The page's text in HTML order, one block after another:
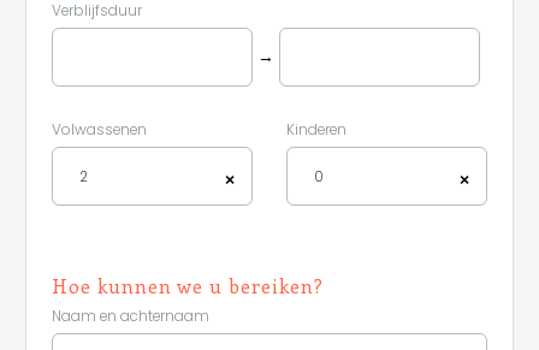
Verblijfsduur
→
Volwassenen
×
2
Kinderen
×
0
Hoe kunnen we u bereiken?
Naam en achternaam